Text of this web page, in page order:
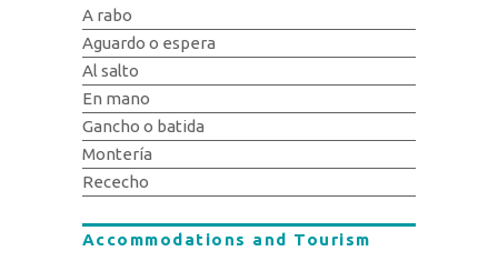
A rabo
Aguardo o espera
Al salto
En mano
Gancho o batida
Montería
Rececho
Accommodations and Tourism